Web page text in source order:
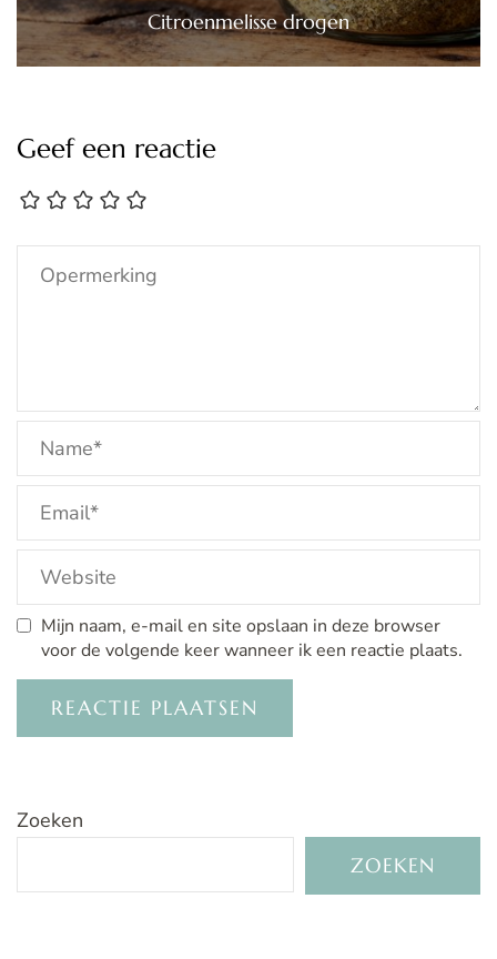
Citroenmelisse drogen
Geef een reactie
Mijn naam, e-mail en site opslaan in deze browser
voor de volgende keer wanneer ik een reactie plaats.
Zoeken
ZOEKEN